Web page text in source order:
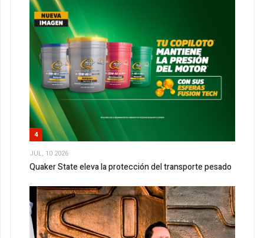
4
JUL, 10 2026
Quaker State eleva la protección del transporte pesado